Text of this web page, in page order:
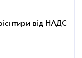
від НАДС